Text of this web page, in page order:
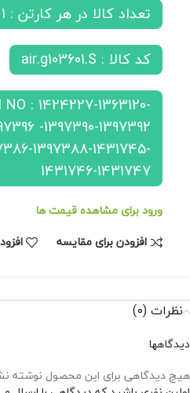
تعداد کالا در هر کارتن : 1
کد کالا : air.g103601.S
NO : 1424227-1363120-
-1397390-1397392
1397388-1431745-
1431746-1431747
ورود برای مشاهده قیمت ها
افزودن برای مقایسه
نظرات (0)
دیدگاهها
هیچ دیدگاهی برای این محصول نوشته